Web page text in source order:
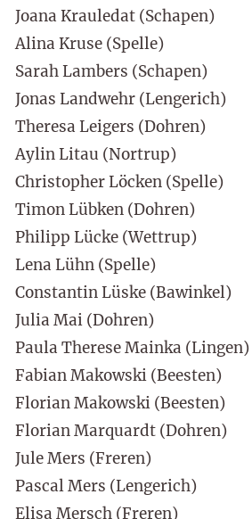
Joana Krauledat (Schapen)
Alina Kruse (Spelle)
Sarah Lambers (Schapen)
Jonas Landwehr (Lengerich)
Theresa Leigers (Dohren)
Aylin Litau (Nortrup)
Christopher Löcken (Spelle)
Timon Lübken (Dohren)
Philipp Lücke (Wettrup)
Lena Lühn (Spelle)
Constantin Lüske (Bawinkel)
Julia Mai (Dohren)
Paula Therese Mainka (Lingen)
Fabian Makowski (Beesten)
Florian Makowski (Beesten)
Florian Marquardt (Dohren)
Jule Mers (Freren)
Pascal Mers (Lengerich)
Elisa Mersch (Freren)